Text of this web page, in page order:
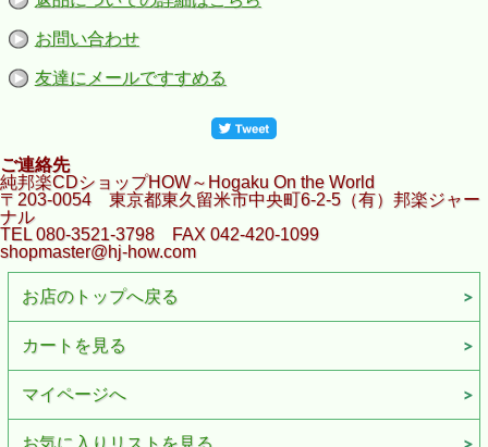
お問い合わせ
友達にメールですすめる
ご連絡先
純邦楽CDショップHOW～Hogaku On the World
〒203-0054 東京都東久留米市中央町6-2-5（有）邦楽ジャー
ナル
TEL 080-3521-3798 FAX 042-420-1099
shopmaster@hj-how.com
お店のトップへ戻る
カートを見る
マイページへ
お気に入りリストを見る